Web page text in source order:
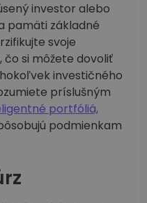
investor alebo
pamäti základné
svoje
si môžete dovoliť
investičného
príslušným
portfóliá,
podmienkam